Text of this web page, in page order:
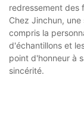
redressement des
Chez Jinchun,
compris la
d'échantillons et
point d'honneur à
sincérité.